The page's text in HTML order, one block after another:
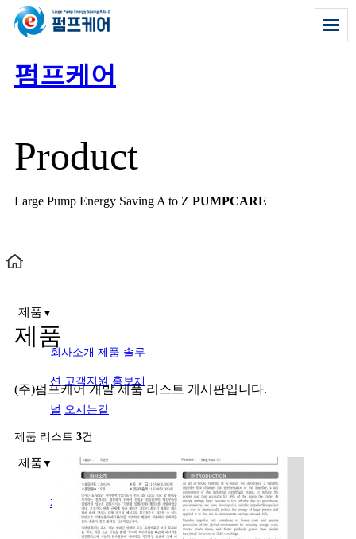
펌프케어
Product
Large Pump Energy Saving A to Z PUMPCARE
제품 ▼
회사소개 제품 솔루
션 고객지원 홍보채
널 오시는길
제품 ▼
제품 진단
제품
(주)펌프케어 개발 제품 리스트 게시판입니다.
제품 리스트 3건